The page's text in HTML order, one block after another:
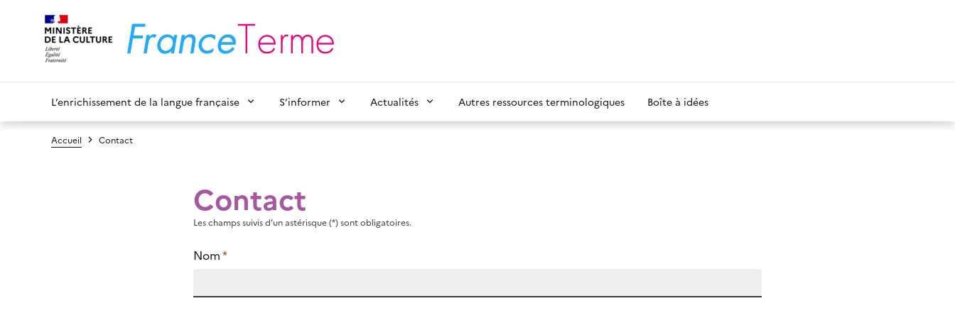
L’enrichissement de la langue française S’informer Actualités Autres ressources terminologiques Boîte à idées
Accueil Contact
Contact
Les champs suivis d’un astérisque (*) sont obligatoires.
Nom*